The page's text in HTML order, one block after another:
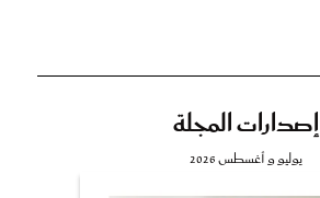
إصدارات المجلة
يوليو و أغسطس 2026